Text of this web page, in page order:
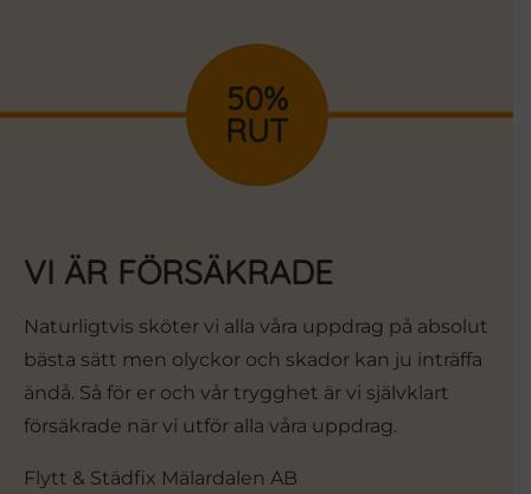
50%
RUT
VI ÄR FÖRSÄKRADE
Naturligtvis sköter vi alla våra uppdrag på absolut
bästa sätt men olyckor och skador kan ju inträffa
ändå. Så för er och vår trygghet är vi självklart
försäkrade när vi utför alla våra uppdrag.
Flytt & Städfix Mälardalen AB